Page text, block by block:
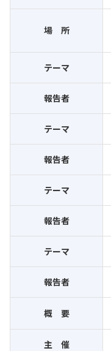
場 所
テーマ
報告者
テーマ
報告者
テーマ
報告者
テーマ
報告者
概 要
主 催